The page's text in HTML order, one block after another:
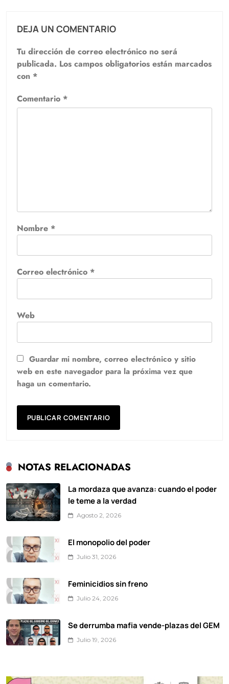
DEJA UN COMENTARIO
Tu dirección de correo electrónico no será
publicada. Los campos obligatorios están marcados
con *
Comentario *
Nombre *
Correo electrónico *
Web
Guardar mi nombre, correo electrónico y sitio
web en este navegador para la próxima vez que
haga un comentario.
NOTAS RELACIONADAS
La mordaza que avanza: cuando el poder
le teme a la verdad
Agosto 2, 2026
El monopolio del poder
Julio 31, 2026
Feminicidios sin freno
Julio 24, 2026
Se derrumba mafia vende-plazas del GEM
Julio 19, 2026